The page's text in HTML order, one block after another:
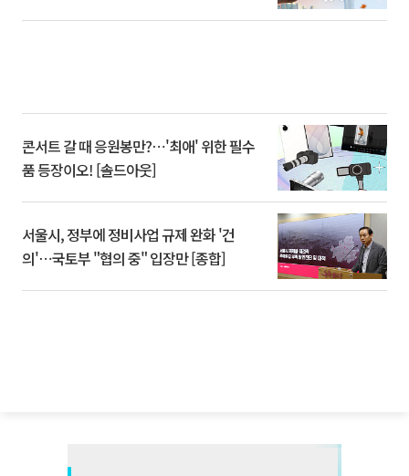
콘서트 갈 때 응원봉만?⋯'최애' 위한 필수
품 등장이오! [솔드아웃]
서울시, 정부에 정비사업 규제 완화 '건
의'⋯국토부 "협의 중" 입장만 [종합]